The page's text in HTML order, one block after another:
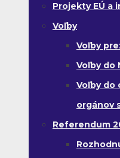
Projekty EÚ a
Voľby
Voľby
Voľby do
Voľby do
orgánov
Referendum